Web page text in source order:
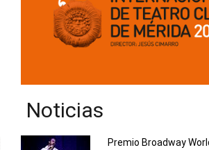
Noticias
Premio Broadway